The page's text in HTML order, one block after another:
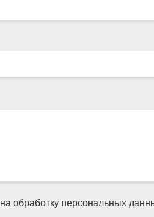
на обработку персональных